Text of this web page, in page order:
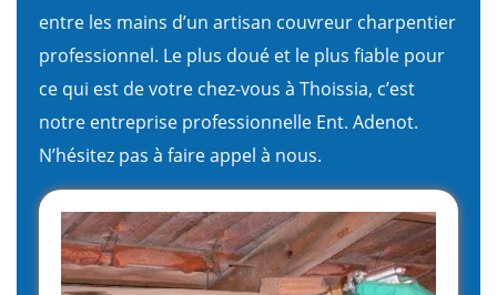
entre les mains d’un artisan couvreur charpentier
professionnel. Le plus doué et le plus fiable pour
ce qui est de votre chez-vous à Thoissia, c’est
notre entreprise professionnelle Ent. Adenot.
N’hésitez pas à faire appel à nous.